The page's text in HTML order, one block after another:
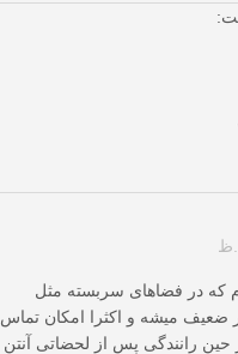
که در فضاهای سربسته مثل
ضعیف میشه و اکثرا امکان تماس
حین رانندگی پس از لحضاتی آنتن